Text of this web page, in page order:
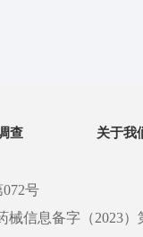
查 关于我
号
信息备字（2023）